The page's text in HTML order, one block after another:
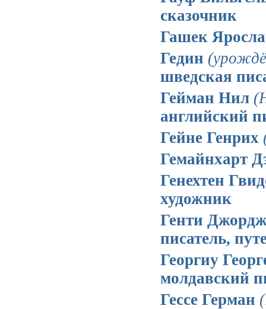
сказочник
Гашек
Гедин
шведская
Гейман Нил
английский
Гейне Генрих
Гемайнхарт
Генехтен
художник
Генти
писатель,
Георгиу
молдавский
Гессе Герман